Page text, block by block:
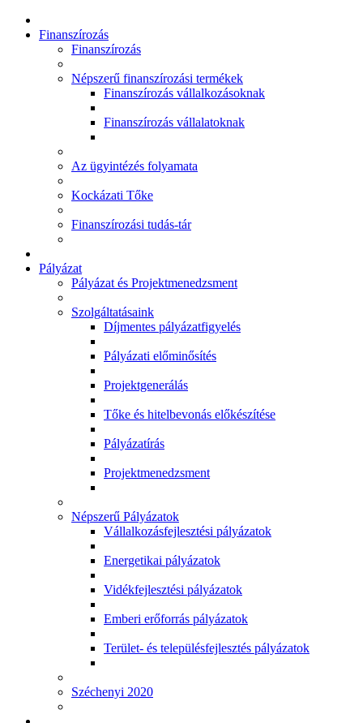
Finanszírozás
Finanszírozás
Népszerű finanszírozási termékek
Finanszírozás vállalkozásoknak
Finanszírozás vállalatoknak
Az ügyintézés folyamata
Kockázati Tőke
Finanszírozási tudás-tár
Pályázat
Pályázat és Projektmenedzsment
Szolgáltatásaink
Díjmentes pályázatfigyelés
Pályázati előminősítés
Projektgenerálás
Tőke és hitelbevonás előkészítése
Pályázatírás
Projektmenedzsment
Népszerű Pályázatok
Vállalkozásfejlesztési pályázatok
Energetikai pályázatok
Vidékfejlesztési pályázatok
Emberi erőforrás pályázatok
Terület- és településfejlesztés pályázatok
Széchenyi 2020